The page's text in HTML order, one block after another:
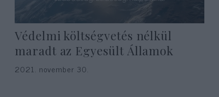
Védelmi költségvetés nélkül
maradt az Egyesült Államok
2021. november 30.